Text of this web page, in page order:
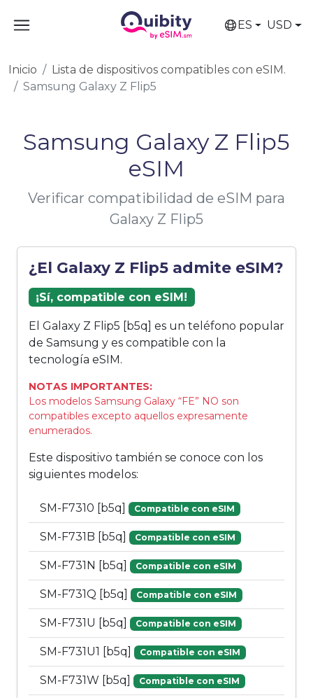
ES USD
Inicio
Lista de dispositivos compatibles con eSIM.
Samsung Galaxy Z Flip5
Samsung Galaxy Z Flip5
eSIM
Verificar compatibilidad de eSIM para
Galaxy Z Flip5
¿El Galaxy Z Flip5 admite eSIM?
¡Sí, compatible con eSIM!
El Galaxy Z Flip5 [b5q] es un teléfono popular
de Samsung y es compatible con la
tecnología eSIM.
NOTAS IMPORTANTES:
Los modelos Samsung Galaxy “FE” NO son
compatibles excepto aquellos expresamente
enumerados.
Este dispositivo también se conoce con los
siguientes modelos:
SM-F7310 [b5q] Compatible con eSIM
SM-F731B [b5q] Compatible con eSIM
SM-F731N [b5q] Compatible con eSIM
SM-F731Q [b5q] Compatible con eSIM
SM-F731U [b5q] Compatible con eSIM
SM-F731U1 [b5q] Compatible con eSIM
SM-F731W [b5q] Compatible con eSIM